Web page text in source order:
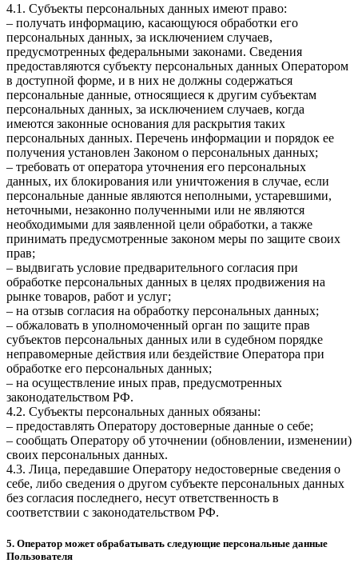
4.1. Субъекты персональных данных имеют право:
– получать информацию, касающуюся обработки его
персональных данных, за исключением случаев,
предусмотренных федеральными законами. Сведения
предоставляются субъекту персональных данных Оператором
в доступной форме, и в них не должны содержаться
персональные данные, относящиеся к другим субъектам
персональных данных, за исключением случаев, когда
имеются законные основания для раскрытия таких
персональных данных. Перечень информации и порядок ее
получения установлен Законом о персональных данных;
– требовать от оператора уточнения его персональных
данных, их блокирования или уничтожения в случае, если
персональные данные являются неполными, устаревшими,
неточными, незаконно полученными или не являются
необходимыми для заявленной цели обработки, а также
принимать предусмотренные законом меры по защите своих
прав;
– выдвигать условие предварительного согласия при
обработке персональных данных в целях продвижения на
рынке товаров, работ и услуг;
– на отзыв согласия на обработку персональных данных;
– обжаловать в уполномоченный орган по защите прав
субъектов персональных данных или в судебном порядке
неправомерные действия или бездействие Оператора при
обработке его персональных данных;
– на осуществление иных прав, предусмотренных
законодательством РФ.
4.2. Субъекты персональных данных обязаны:
– предоставлять Оператору достоверные данные о себе;
– сообщать Оператору об уточнении (обновлении, изменении)
своих персональных данных.
4.3. Лица, передавшие Оператору недостоверные сведения о
себе, либо сведения о другом субъекте персональных данных
без согласия последнего, несут ответственность в
соответствии с законодательством РФ.
5. Оператор может обрабатывать следующие персональные данные
Пользователя